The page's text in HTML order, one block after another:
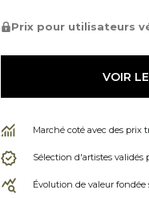
Prix pour utilisateurs
VOIR
Marché coté avec des prix
Sélection d'artistes validés
Évolution de valeur